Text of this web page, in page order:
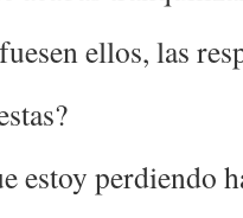
ellos, las
estoy perdiendo